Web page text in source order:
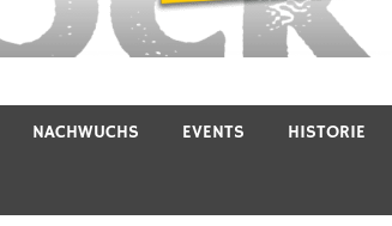
NACHWUCHS EVENTS HISTORIE